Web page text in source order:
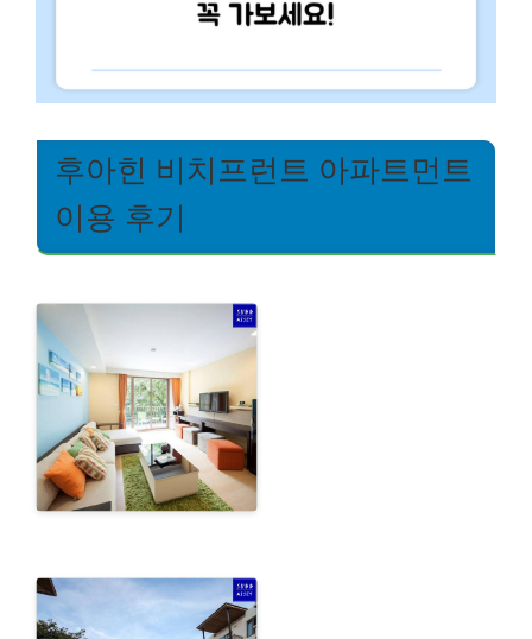
후아힌 비치프런트 아파트먼트
이용 후기